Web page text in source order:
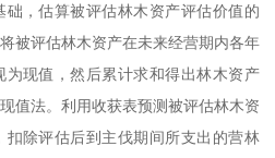
，估算被评估林木资产评估价值的
评估林木资产在未来经营期内各年
现值，然后累计求和得出林木资产
法。利用收获表预测被评估林木资
除评估后到主伐期间所支出的营林